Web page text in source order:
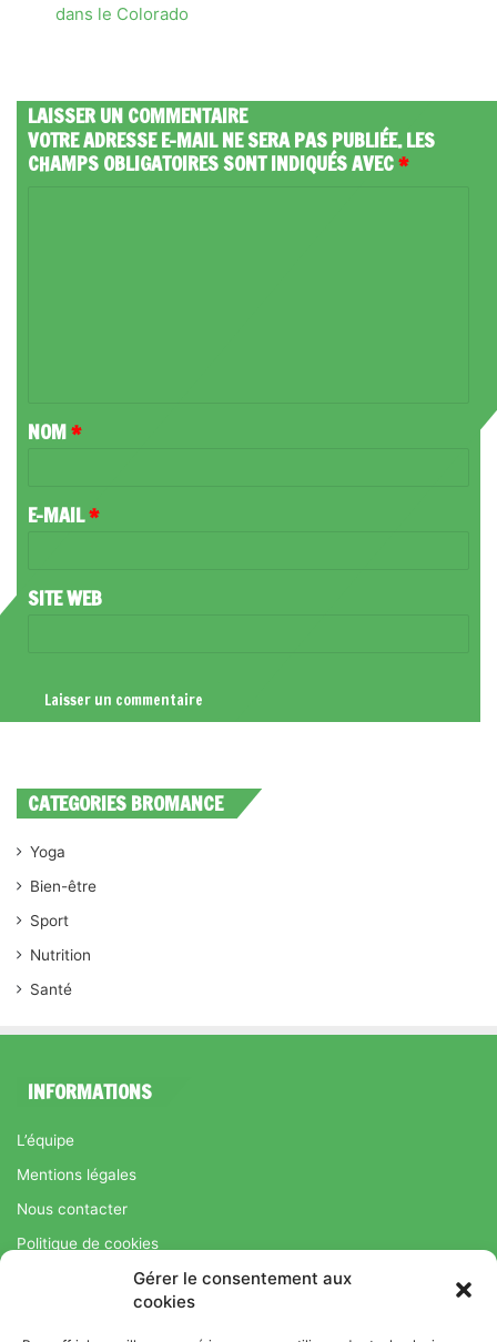
Gérer le consentement aux
cookies
dans le Colorado
LAISSER UN COMMENTAIRE
VOTRE ADRESSE E-MAIL NE SERA PAS PUBLIÉE.LES
CHAMPS OBLIGATOIRES SONT INDIQUÉS AVEC*
A
R
NOM*
E-MAIL*
SITE WEB
CATEGORIES BROMANCE
Yoga
Bien-être
Sport
Nutrition
Santé
INFORMATIONS
L’équipe
Mentions légales
Nous contacter
Politique de cookies
Régime Savoir Maigrir.fr : La méthode Jean-Michel Cohen pour
une perte de poids durable